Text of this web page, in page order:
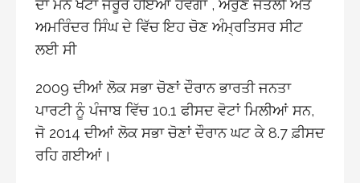
ਦਾ ਮੰਨ ਖੱਟਾ ਜਰੂਰ ਹੋਇਆ ਹੋਵੇਗਾ , ਅਰੁਣ ਜੇਤਲੀ ਅਤੇ
ਅਮਰਿੰਦਰ ਸਿੰਘ ਦੇ ਵਿੱਚ ਇਹ ਚੋਣ ਅੰਮ੍ਰਤਿਸਰ ਸੀਟ
ਲਈ ਸੀ
2009 ਦੀਆਂ ਲੋਕ ਸਭਾ ਚੋਣਾਂ ਦੌਰਾਨ ਭਾਰਤੀ ਜਨਤਾ
ਪਾਰਟੀ ਨੂੰ ਪੰਜਾਬ ਵਿੱਚ 10.1 ਫੀਸਦ ਵੋਟਾਂ ਮਿਲੀਆਂ ਸਨ,
ਜੋ 2014 ਦੀਆਂ ਲੋਕ ਸਭਾ ਚੋਣਾਂ ਦੌਰਾਨ ਘਟ ਕੇ 8.7 ਫ਼ੀਸਦ
ਰਹਿ ਗਈਆਂ।